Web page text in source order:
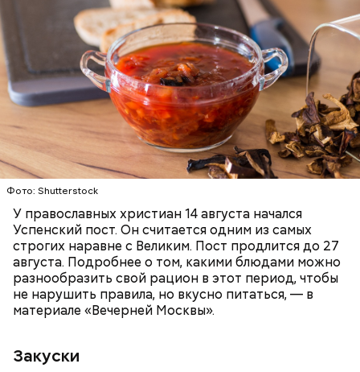
Фото: Shutterstock
У православных христиан 14 августа начался
Успенский пост. Он считается одним из самых
строгих наравне с Великим. Пост продлится до 27
августа. Подробнее о том, какими блюдами можно
разнообразить свой рацион в этот период, чтобы
не нарушить правила, но вкусно питаться, — в
материале «Вечерней Москвы».
Закуски
Баклажаны с овощами
ПРАВОСЛАВИЕ ЕДА РЕЦЕПТЫ